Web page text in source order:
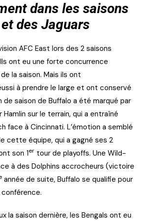
dans les saisons
des Jaguars
AFC East lors des 2 saisons
ont eu une forte concurrence
la saison. Mais ils ont
à prendre le large et ont conservé
de saison de Buffalo a été marqué par
Hamlin sur le terrain, qui a entraîné
face à Cincinnati. L’émotion a semblé
cette équipe, qui a gagné ses 2
son 1er tour de playoffs. Une Wild-
à des Dolphins accrocheurs (victoire
année de suite, Buffalo se qualifie pour
la saison dernière, les Bengals ont eu